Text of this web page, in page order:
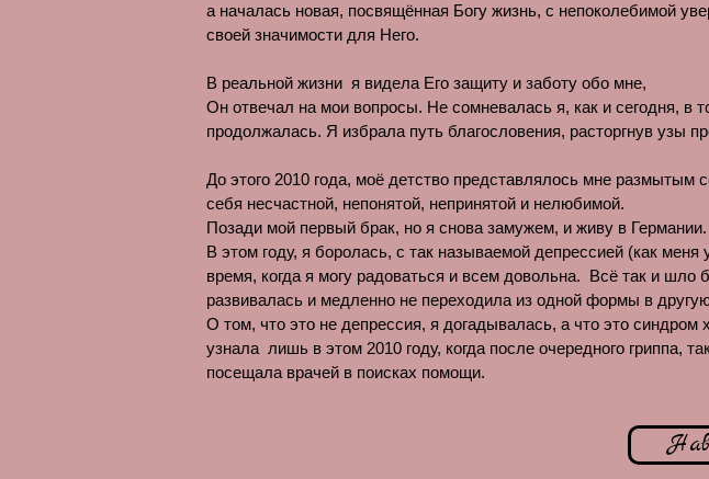
а началась новая, посвящённая Богу жизнь, с непоколебимой
своей значимости для Него.
В реальной жизни я видела Его защиту и заботу обо мне,
Он отвечал на мои вопросы. Не сомневалась я, как и сегодня, в
продолжалась. Я избрала путь благословения, расторгнув узы
До этого 2010 года, моё детство представлялось мне
себя несчастной, непонятой, непринятой и нелюбимой.
Позади мой первый брак, но я снова замужем, и живу в Германии.
В этом году, я боролась, с так называемой депрессией (как
время, когда я могу радоваться и всем довольна. Всё так и
развивалась и медленно не переходила из одной формы в
О том, что это не депрессия, я догадывалась, а что это
узнала лишь в этом 2010 году, когда после очередного гриппа,
посещала врачей в поисках помощи.